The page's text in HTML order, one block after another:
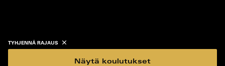
TYHJENNÄ RAJAUS
Näytä koulutukset